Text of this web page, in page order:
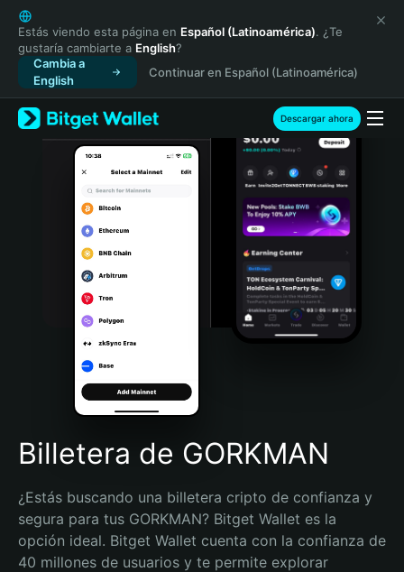
English
日本語
Tiếng Việt
Русский
Español (Latinoamérica)
Türkçe
Italiano
Português (Portugal)
Bahasa Indonesia
Português (Brasil)
Español (Argentina)
Estás viendo esta página en Español (Latinoamérica). ¿Te
gustaría cambiarte a English?
Cambia a
English
Continuar en Español (Latinoamérica)
Descargar ahora
Billetera de GORKMAN
¿Estás buscando una billetera cripto de confianza y
segura para tus GORKMAN? Bitget Wallet es la
opción ideal. Bitget Wallet cuenta con la confianza de
40 millones de usuarios y te permite explorar